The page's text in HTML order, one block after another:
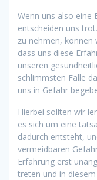
Wenn uns also eine
entscheiden uns
zu nehmen,
dass uns diese
unseren
schlimmsten Falle
uns in Gefahr
Hierbei sollten wir
es sich um eine
dadurch entsteht,
vermeidbaren
Erfahrung erst
treten und in